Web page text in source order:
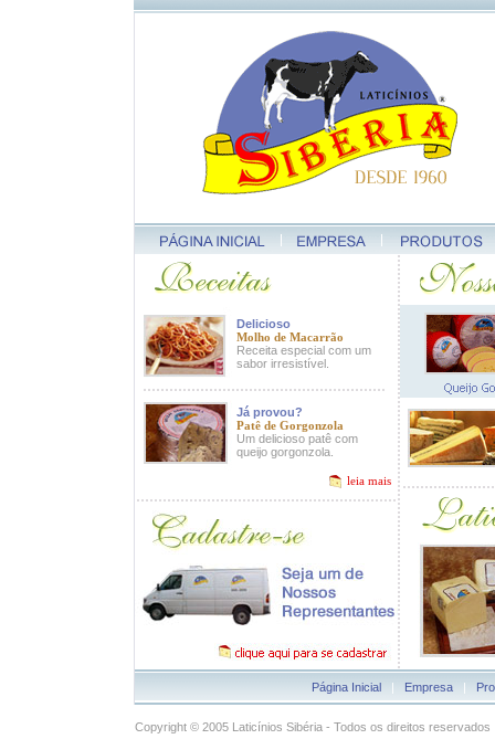
Delicioso
Molho de Macarrão
Receita especial com um
sabor irresistível.
Já provou?
Patê de Gorgonzola
Um delicioso patê com
queijo gorgonzola.
leia mais
Página Inicial | Empresa |
Copyright © 2005 Laticínios Sibéria - Todos os direitos reservados